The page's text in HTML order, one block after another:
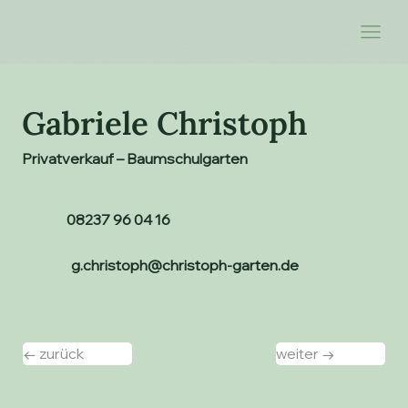
Gabriele Christoph
Privatverkauf – Baumschulgarten
08237 96 04 16
g.christoph@christoph-garten.de
← zurück weiter →